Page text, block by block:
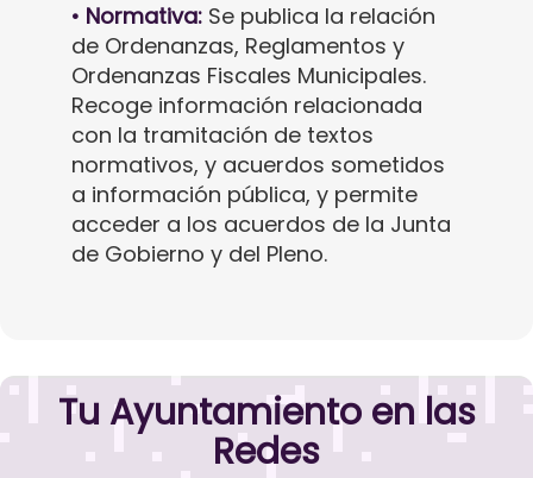
• Normativa: Se publica la relación
de Ordenanzas, Reglamentos y
Ordenanzas Fiscales Municipales.
Recoge información relacionada
con la tramitación de textos
normativos, y acuerdos sometidos
a información pública, y permite
acceder a los acuerdos de la Junta
de Gobierno y del Pleno.
Tu Ayuntamiento en las
Redes